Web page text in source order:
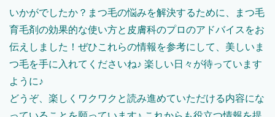
いかがでしたか？まつ毛の悩みを解決するために、まつ毛
育毛剤の効果的な使い方と皮膚科のプロのアドバイスをお
伝えしました！ぜひこれらの情報を参考にして、美しいま
つ毛を手に入れてくださいね♪ 楽しい日々が待っています
ように♪
どうぞ、楽しくワクワクと読み進めていただける内容にな